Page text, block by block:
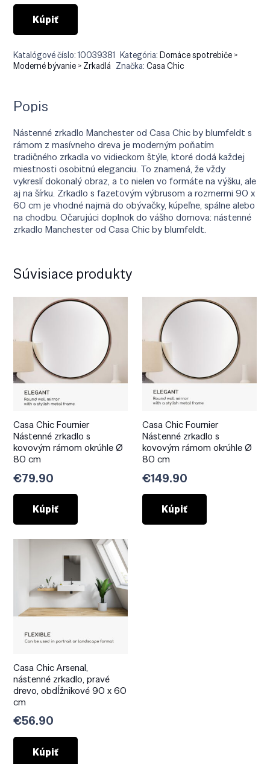
Kúpiť
Katalógové číslo:10039381 Kategória:Domáce spotrebiče >
Moderné bývanie > Zrkadlá Značka:Casa Chic
Popis
Nástenné zrkadlo Manchester od Casa Chic by blumfeldt s
rámom z masívneho dreva je moderným poňatím
tradičného zrkadla vo vidieckom štýle, ktoré dodá každej
miestnosti osobitnú eleganciu. To znamená, že vždy
vykreslí dokonalý obraz, a to nielen vo formáte na výšku, ale
aj na šírku. Zrkadlo s fazetovým výbrusom a rozmermi 90 x
60 cm je vhodné najmä do obývačky, kúpeľne, spálne alebo
na chodbu. Očarujúci doplnok do vášho domova: nástenné
zrkadlo Manchester od Casa Chic by blumfeldt.
Súvisiace produkty
Casa Chic Fournier
Nástenné zrkadlo s
kovovým rámom okrúhle Ø
80 cm
€79.90
Kúpiť
Casa Chic Fournier
Nástenné zrkadlo s
kovovým rámom okrúhle Ø
80 cm
€149.90
Kúpiť
Casa Chic Arsenal,
nástenné zrkadlo, pravé
drevo, obdĺžnikové 90 x 60
cm
€56.90
Kúpiť